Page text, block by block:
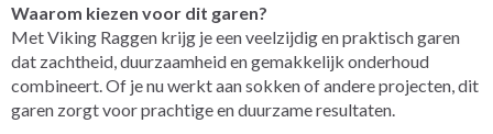
Waarom kiezen voor dit garen?
Met Viking Raggen krijg je een veelzijdig en praktisch garen
dat zachtheid, duurzaamheid en gemakkelijk onderhoud
combineert. Of je nu werkt aan sokken of andere projecten, dit
garen zorgt voor prachtige en duurzame resultaten.